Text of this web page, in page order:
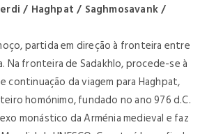
/ Haghpat / Saghmosavank /
partida em direção à fronteira entre
Na fronteira de Sadakhlo, procede-se à
da viagem para Haghpat,
homónimo, fundado no ano 976 d.C.
monástico da Arménia medieval e faz